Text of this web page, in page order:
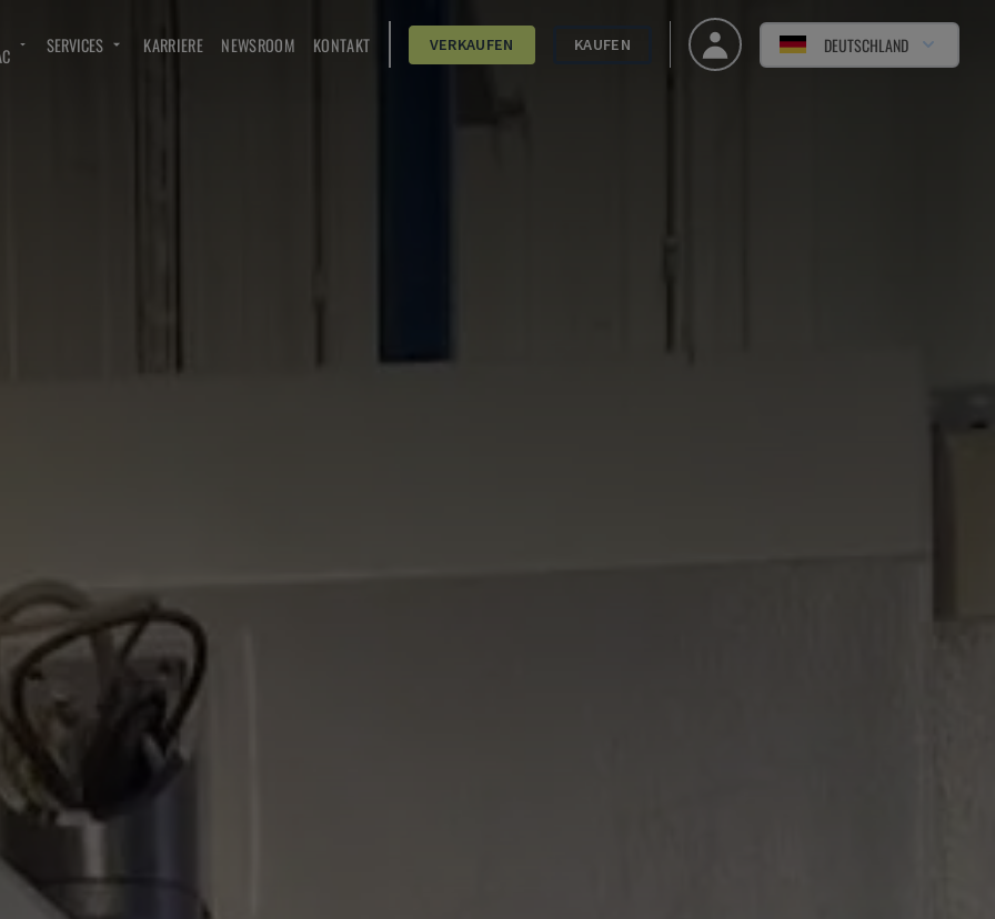
SERVICES KARRIERE NEWSROOM KONTAKT VERKAUFEN KAUFEN DEUTSCHLAND